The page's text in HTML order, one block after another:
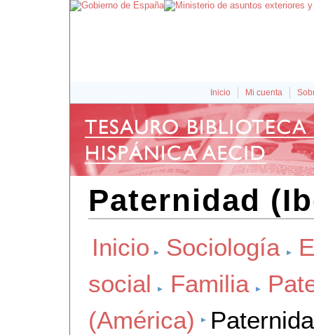
Inicio Mi cuenta
Paternidad
Inicio Sociología
social
Familia
(América)